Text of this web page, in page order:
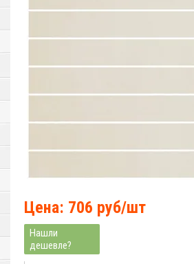
Цена: 706 руб/шт
Нашли
дешевле?